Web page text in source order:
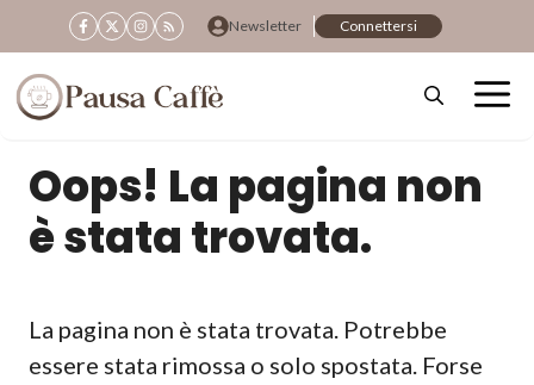
al
contenuto
Newsletter Connettersi
Oops! La pagina non
è stata trovata.
La pagina non è stata trovata. Potrebbe
essere stata rimossa o solo spostata. Forse